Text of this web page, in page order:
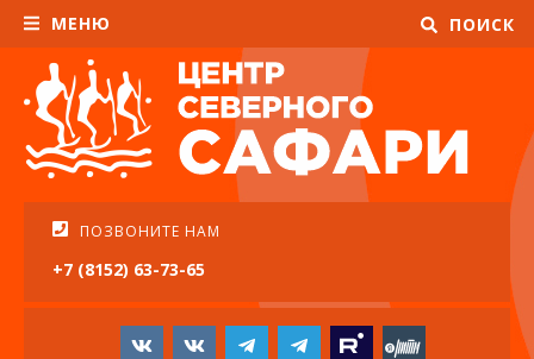
МЕНЮ ПОИСК
ПОЗВОНИТЕ НАМ
+7 (8152) 63-73-65